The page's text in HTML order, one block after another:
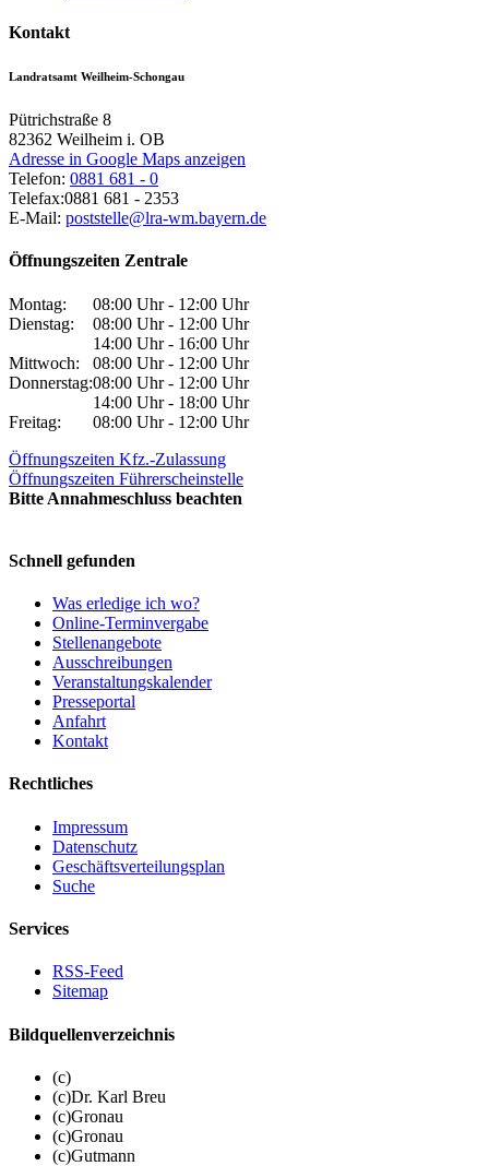
Kontakt
Landratsamt Weilheim-Schongau
Pütrichstraße 8
82362 Weilheim i. OB
Adresse in Google Maps anzeigen
Telefon: 0881 681 - 0
Telefax:0881 681 - 2353
E-Mail: poststelle@lra-wm.bayern.de
Öffnungszeiten Zentrale
Montag:
08:00 Uhr - 12:00 Uhr
Dienstag:
08:00 Uhr - 12:00 Uhr
14:00 Uhr - 16:00 Uhr
Mittwoch:
08:00 Uhr - 12:00 Uhr
Donnerstag:08:00 Uhr - 12:00 Uhr
14:00 Uhr - 18:00 Uhr
Freitag:
08:00 Uhr - 12:00 Uhr
Öffnungszeiten Kfz.-Zulassung
Öffnungszeiten Führerscheinstelle
Bitte Annahmeschluss beachten
Schnell gefunden
Was erledige ich wo?
Online-Terminvergabe
Stellenangebote
Ausschreibungen
Veranstaltungskalender
Presseportal
Anfahrt
Kontakt
Rechtliches
Impressum
Datenschutz
Geschäftsverteilungsplan
Suche
Services
RSS-Feed
Sitemap
Bildquellenverzeichnis
(c)
(c)Dr. Karl Breu
(c)Gronau
(c)Gronau
(c)Gutmann